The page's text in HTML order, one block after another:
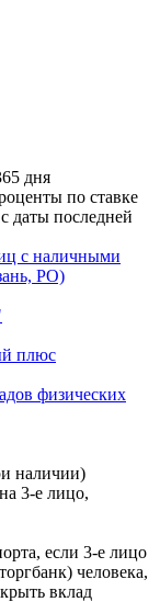
дня
по ставке
даты последней
с наличными
РО)
плюс
физических
наличии)
3-е лицо,
если 3-е лицо
человека,
вклад